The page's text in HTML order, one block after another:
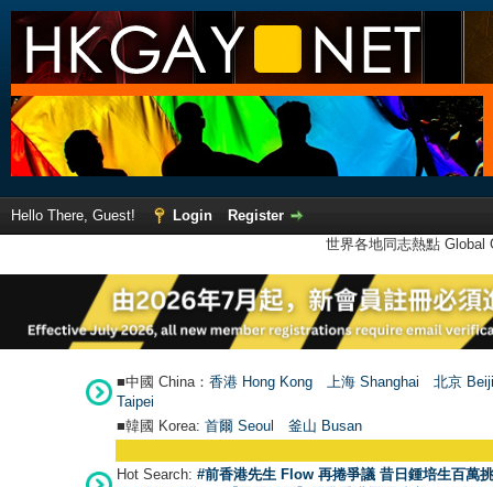
Hello There, Guest! Login
Register
世界各地同志熱點
■中國 China： 香港 Hong Kong 上海 Shanghai
北京
Taipei
■韓國 Korea: 首爾 Seoul 釜山 Busan
Hot Search: #前香港先生 Flow 再捲爭議 昔日鍾培生百萬